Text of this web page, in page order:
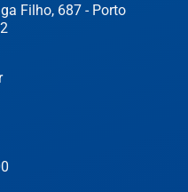
Filho, 687 - Porto